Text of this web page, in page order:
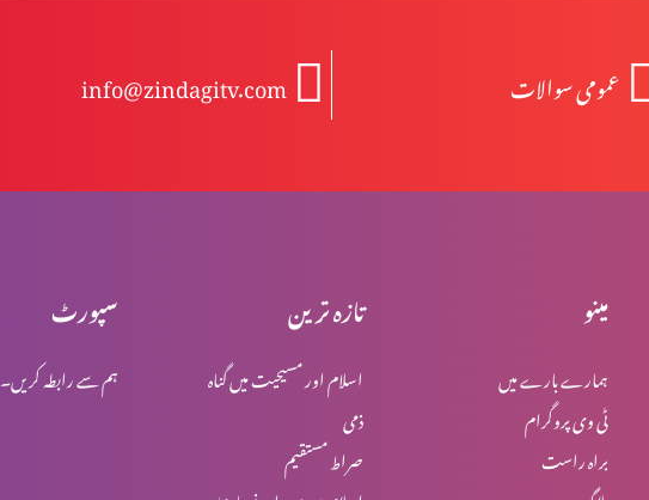
info@zindagitv.com عمومی سوالات
سپورٹ
ہم سے رابطہ کریں۔
تازہ ترین
اسلام اور مسیحیت میں گناہ
ذمی
صراط مستقیم
مینو
ہمارے بارے میں
ٹی وی پروگرام
براہ راست